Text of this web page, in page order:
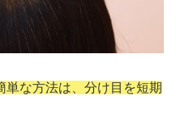
な方法は、分け目を短期